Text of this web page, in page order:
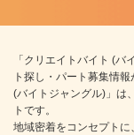
「クリエイトバイト (
ト探し・パート募集情
(バイトジャングル)」は
トです。
地域密着をコンセプト